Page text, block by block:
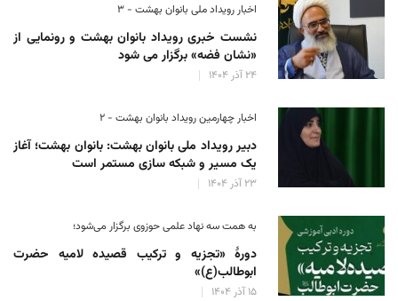
اخبار رویداد ملی بانوان بهشت - ۳
نشست خبری رویداد بانوان بهشت و رونمایی از
«نشان فضه» برگزار می شود
۲۴ آذر ۱۴۰۴
اخبار چهارمین رویداد بانوان بهشت - ۲
دبیر رویداد ملی بانوان بهشت: بانوان بهشت؛ آغاز
یک مسیر و شبکه سازی مستمر است
۲۳ آذر ۱۴۰۴
به همت سه نهاد علمی حوزوی برگزار می‌شود؛
دورهٔ «تجزیه و ترکیب قصیده لامیه حضرت
ابوطالب(ع)»
۱۵ آذر ۱۴۰۴